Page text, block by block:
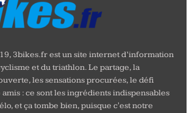
3bikes.fr est un site internet d’information
et du triathlon. Le partage, la
les sensations procurées, le défi
: ce sont les ingrédients indispensables
et ça tombe bien, puisque c'est notre